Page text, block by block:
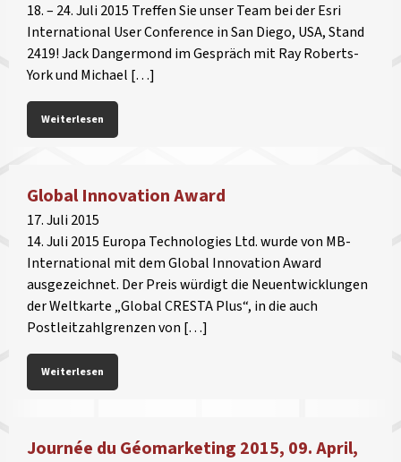
18. – 24. Juli 2015 Treffen Sie unser Team bei der Esri
International User Conference in San Diego, USA, Stand
2419! Jack Dangermond im Gespräch mit Ray Roberts-
York und Michael […]
Weiterlesen
Global Innovation Award
17. Juli 2015
14. Juli 2015 Europa Technologies Ltd. wurde von MB-
International mit dem Global Innovation Award
ausgezeichnet. Der Preis würdigt die Neuentwicklungen
der Weltkarte „Global CRESTA Plus“, in die auch
Postleitzahlgrenzen von […]
Weiterlesen
Journée du Géomarketing 2015, 09. April,